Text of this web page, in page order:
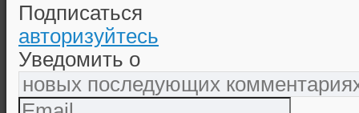
Подписаться
авторизуйтесь
Уведомить о